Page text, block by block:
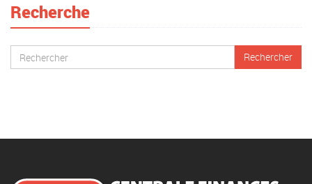
Recherche